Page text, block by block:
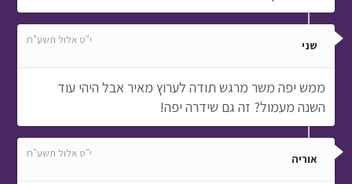
שני י"ט אלול תשע"ח
ממש יפה משר מרגש תודה לערוץ מאיר אבל היהי עוד
השנה מעמול? זה גם שידרה יפה!
אוריה י"ט אלול תשע"ח